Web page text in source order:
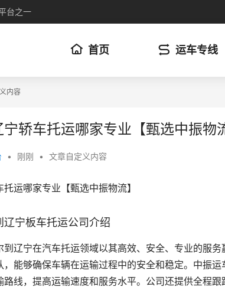
台之一
首页 运车专线
内容
轿车托运哪家专业【甄选中振物
• 刚刚 • 文章自定义内容
运哪家专业【甄选中振物流】
辽宁板车托运公司介绍
到辽宁在汽车托运领域以其高效、安全、专业的服
，能够确保车辆在运输过程中的安全和稳定。中振
路线，提高运输速度和服务水平。公司还提供全程